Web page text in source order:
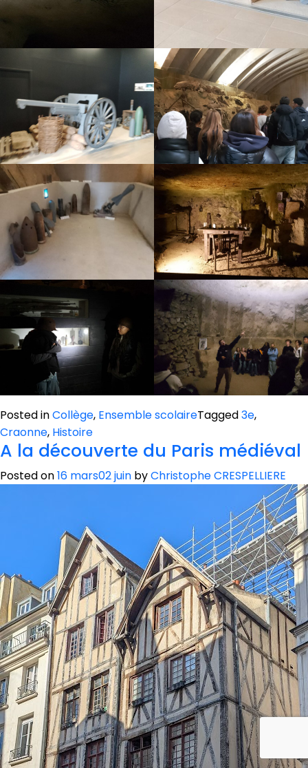
Posted inCollège, Ensemble scolaireTagged3e,
Craonne, Histoire
A la découverte du Paris médiéval
Posted on16 mars02 juin byChristophe CRESPELLIERE